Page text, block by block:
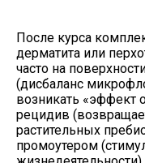
После курса
дерматита или
часто на
(дисбаланс
возникать «эффект
рецидив
растительных
промоутером